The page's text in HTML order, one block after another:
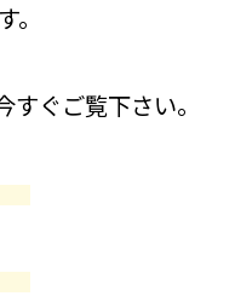
ぐご覧下さい。